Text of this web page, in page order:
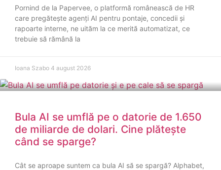
Pornind de la Papervee, o platformă românească de HR
care pregătește agenți AI pentru pontaje, concedii și
rapoarte interne, ne uităm la ce merită automatizat, ce
trebuie să rămână la
Ioana Szabo 4 august 2026
Bula AI se umflă pe o datorie de 1.650
de miliarde de dolari. Cine plătește
când se sparge?
Cât se aproape suntem ca bula AI să se spargă? Alphabet,